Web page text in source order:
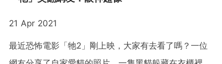
21 Apr 2021
最近恐怖電影「牠2」剛上映，大家有去看了嗎？一位